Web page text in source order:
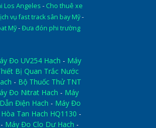
Los Angeles - Cho thuê xe
vụ fast track sân bay Mỹ-
Mỹ-Đưa đón phi trường
Đo UV254 Hach - Máy
Bị Quan Trắc Nước
- Bộ Thuốc Thử TNT
Đo Nitrat Hach - Máy
Điện Hach - Máy Đo
Tan Hach HQ1130 -
- Máy Đo Clo Dư Hach -